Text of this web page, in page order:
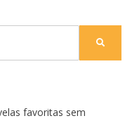
favoritas sem